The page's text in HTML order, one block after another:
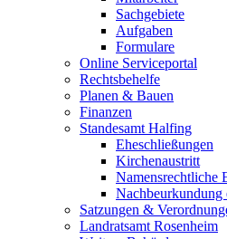
Sachgebiete
Aufgaben
Formulare
Online Serviceportal
Rechtsbehelfe
Planen & Bauen
Finanzen
Standesamt Halfing
Eheschließungen
Kirchenaustritt
Namensrechtliche
Nachbeurkundung
Satzungen &
Landratsamt Rosenheim